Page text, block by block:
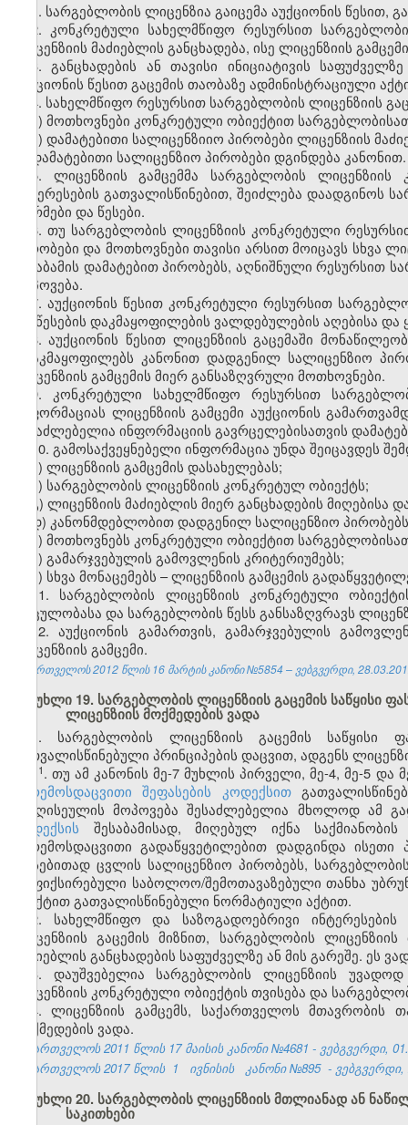
1. სარგებლობის ლიცენზია გაიცემა აუქციონის წესით,
2. კონკრეტული სახელმწიფო რესურსით
ლიცენზიის მაძიებლის განცხადება, ისე ლიცენზიის
3. განცხადების ან თავისი ინიციატივის
აუქციონის წესით გაცემის თაობაზე ადმინისტრაციული
4. სახელმწიფო რესურსით სარგებლობის ლიცენზიის
ა) მოთხოვნები კონკრეტული ობიექტით
ბ) დამატებითი სალიცენზიიო პირობები ლიცენზიის
დამატებითი სალიცენზიო პირობები დგინდება კანონით.
5. ლიცენზიის გამცემმა სარგებლობის
ინტერესების გათვალისწინებით, შეიძლება
ნორმები და წესები.
6. თუ სარგებლობის ლიცენზიის კონკრეტული
პირობები და მოთხოვნები თავისი არსით მოიცავს სხვა
შესაბამის დამატებით პირობებს, აღნიშნული რესურსით
მოპოვება.
7. აუქციონის წესით კონკრეტული რესურსით
და წესების დაკმაყოფილების ვალდებულების აღებისა
8. აუქციონის წესით ლიცენზიის გაცემაში
დააკმაყოფილებს კანონით დადგენილ სალიცენზიო
ლიცენზიის გამცემის მიერ განსაზღვრული მოთხოვნები.
9. კონკრეტული სახელმწიფო რესურსით
ინფორმაციას ლიცენზიის გამცემი აუქციონის
შესაძლებელია ინფორმაციის გავრცელებისათვის
10. გამოსაქვეყნებელი ინფორმაცია უნდა შეიცავდეს
ა) ლიცენზიის გამცემის დასახელებას;
ბ) სარგებლობის ლიცენზიის კონკრეტულ ობიექტს;
გ) ლიცენზიის მაძიებლის მიერ განცხადების მიღებისა
დ) კანონმდებლობით დადგენილ სალიცენზიო
ე) მოთხოვნებს კონკრეტული ობიექტით
ვ) გამარჯვებულის გამოვლენის კრიტერიუმებს;
ზ) სხვა მონაცემებს – ლიცენზიის გამცემის
11. სარგებლობის ლიცენზიის კონკრეტული
მოცულობასა და სარგებლობის წესს განსაზღვრავს
12. აუქციონის გამართვის, გამარჯვებულის
ლიცენზიის გამცემი.
საქართველოს 2012 წლის 16 მარტის კანონი №5854 – ვებგვერდი,
მუხლი 19. სარგებლობის ლიცენზიის გაცემის საწყისი
ლიცენზიის მოქმედების ვადა
1. სარგებლობის ლიცენზიის გაცემის საწყისი
გათვალისწინებული პრინციპების დაცვით, ადგენს
​1. თუ ამ კანონის მე-7 მუხლის პირველი, მე-4, მე-5
გარემოსდაცვითი შეფასების კოდექსით
წიაღისეულის მოპოვება შესაძლებელია მხოლოდ ამ
კოდექსის შესაბამისად, მიღებულ იქნა
გარემოსდაცვითი გადაწყვეტილებით დადგინდა
არსებითად ცვლის სალიცენზიო პირობებს,
დაფიქსირებული საბოლოო/შემოთავაზებული თანხა
პუნქტით გათვალისწინებული ნორმატიული აქტით.
2. სახელმწიფო და საზოგადოებრივი
ლიცენზიის გაცემის მიზნით, სარგებლობის
მაძიებლის განცხადების საფუძველზე ან მის გარეშე. ეს
3. დაუშვებელია სარგებლობის ლიცენზიის
ლიცენზიის კონკრეტული ობიექტის თვისება და
4. ლიცენზიის გამცემს, საქართველოს მთავრობის
მოქმედების ვადა.
საქართველოს 2011 წლის 17 მაისის კანონი №4681 - ვებგვერდი,
საქართველოს 2017 წლის 1 ივნისის კანონი №895 - ვებგვერდი,
მუხლი 20. სარგებლობის ლიცენზიის მთლიანად ან
საკითხები